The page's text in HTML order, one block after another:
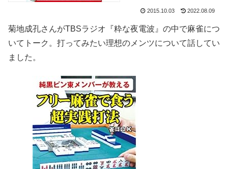
2015.10.03 2022.08.09
菊地成孔さんがTBSラジオ『粋な夜電波』 の中で麻雀につ
いてトーク。打ってみたい理想のメンツについて話してい
ました。